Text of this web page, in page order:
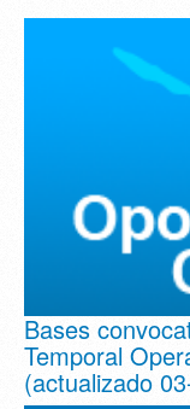
Bases
Temporal
(actualizado